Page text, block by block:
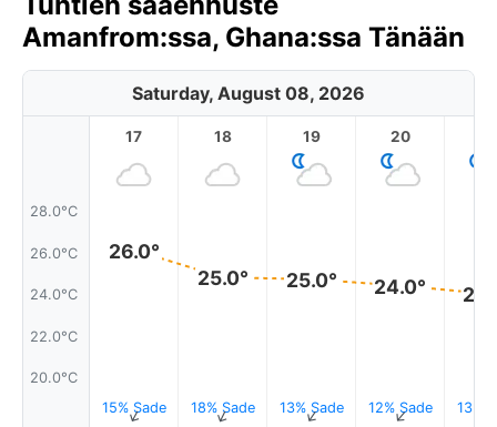
Amanfrom:ssa, Ghana:ssa Tänään
Saturday, August 08, 2026
28.0°C
26.0°C
24.0°C
22.0°C
20.0°C
17
26.0°
15% Sade
↑
18
25.0°
18% Sade
↑
19
25.0°
13% Sade
↑
20
24.0°
12% Sade
↑ 13%